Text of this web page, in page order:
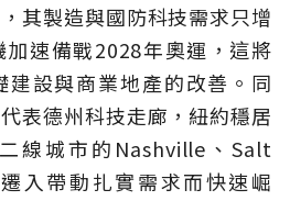
其製造與國防科技需求只增
速備戰2028年奧運，這將
建設與商業地產的改善。同
表德州科技走廊，紐約穩居
線城市的Nashville、Salt
入帶動扎實需求而快速崛